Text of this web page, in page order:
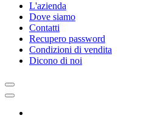
L'azienda
Dove siamo
Contatti
Recupero password
Condizioni di vendita
Dicono di noi